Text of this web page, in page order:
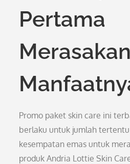
Pertama
Merasakan
Promo paket skin care ini
berlaku untuk jumlah
kesempatan emas untuk
produk Andria Lottie Skin